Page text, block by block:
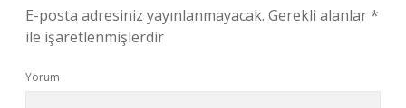
E-posta adresiniz yayınlanmayacak. Gerekli alanlar*
ile işaretlenmişlerdir
Yorum